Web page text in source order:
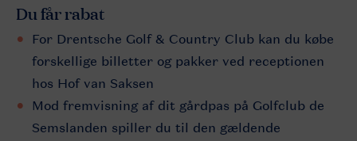
Du får rabat
For Drentsche Golf & Country Club kan du købe
forskellige billetter og pakker ved receptionen
hos Hof van Saksen
Mod fremvisning af dit gårdpas på Golfclub de
Semslanden spiller du til den gældende